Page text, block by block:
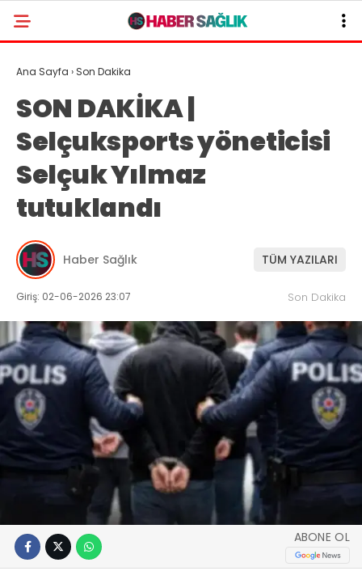
Ana Sayfa › Son Dakika
SON DAKİKA |
Selçuksports yöneticisi
Selçuk Yılmaz
tutuklandı
Haber Sağlık TÜM YAZILARI
Giriş: 02-06-2026 23:07 Son Dakika
ABONE OL